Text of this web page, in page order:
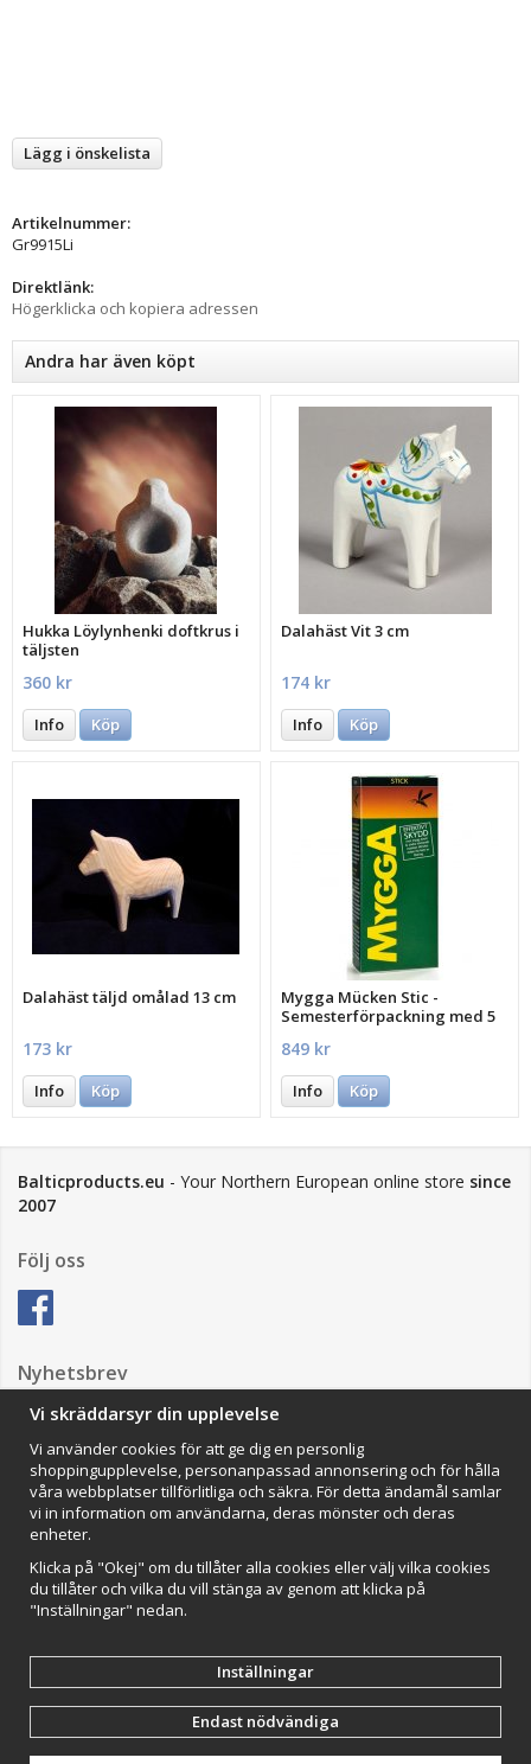
Lägg i önskelista
Artikelnummer:
Gr9915Li
Direktlänk:
Högerklicka och kopiera adressen
Andra har även köpt
Hukka Löylynhenki doftkrus i
täljsten
360 kr
Info Köp
Dalahäst Vit 3 cm
174 kr
Info Köp
Dalahäst täljd omålad 13 cm
173 kr
Info Köp
Mygga Mücken Stic -
Semesterförpackning med 5
849 kr
Info Köp
Balticproducts.eu - Your Northern European online store since
2007
Följ oss
Nyhetsbrev
Impressum
VAMOS Commerce AB
Organisationsnummer: 559502-0453
Drift & produktion:Wikinggruppen
Vi skräddarsyr din upplevelse
Vi använder cookies för att ge dig en personlig
shoppingupplevelse, personanpassad annonsering och för hålla
våra webbplatser tillförlitliga och säkra. För detta ändamål samlar
vi in information om användarna, deras mönster och deras
enheter.
Klicka på "Okej" om du tillåter alla cookies eller välj vilka cookies
du tillåter och vilka du vill stänga av genom att klicka på
"Inställningar" nedan.
Inställningar
Endast nödvändiga